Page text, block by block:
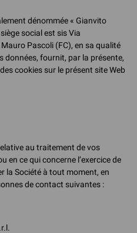
dénommée « Gianvito
social est sis Via
Pascoli (FC), en sa qualité
données, fournit, par la présente,
cookies sur le présent site Web
au traitement de vos
en ce qui concerne l’exercice de
la Société à tout moment, en
de contact suivantes :